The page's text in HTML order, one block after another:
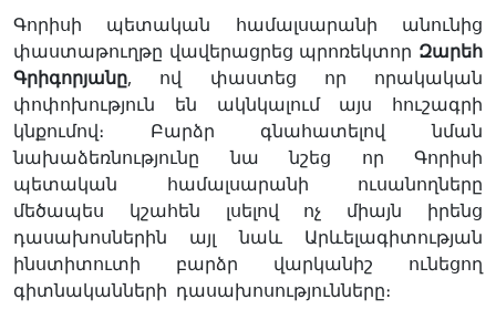
Գորիսի պետական համալսարանի անունից
փաստաթուղթը վավերացրեց պրոռեկտոր Զարեհ
Գրիգորյանը, ով փաստեց որ որակական
փոփոխություն են ակնկալում այս հուշագրի
կնքումով։ Բարձր գնահատելով նման
նախաձեռնությունը նա նշեց որ Գորիսի
պետական համալսարանի ուսանողները
մեծապես կշահեն լսելով ոչ միայն իրենց
դասախոսներին այլ նաև Արևելագիտության
ինստիտուտի բարձր վարկանիշ ունեցող
գիտնականների դասախոսությունները։